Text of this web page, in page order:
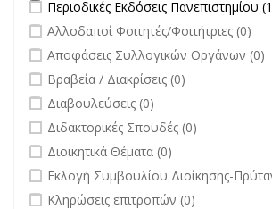
Περιοδικές Εκδόσεις Πανεπιστημίου
undefined
Αλλοδαποί Φοιτητές/Φοιτήτριες (0)
undefined
Αποφάσεις Συλλογικών Οργάνων (0)
undefined
Βραβεία / Διακρίσεις (0)
undefined
Διαβουλεύσεις (0)
undefined
Διδακτορικές Σπουδές (0)
undefined
Διοικητικά Θέματα (0)
undefined
Εκλογή Συμβουλίου Διοίκησης-
undefined
Κληρώσεις επιτροπών (0)